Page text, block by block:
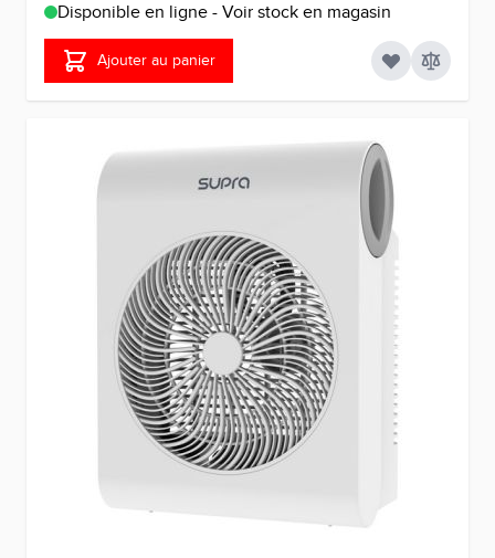
Disponible en ligne - Voir stock en magasin
Ajouter au panier